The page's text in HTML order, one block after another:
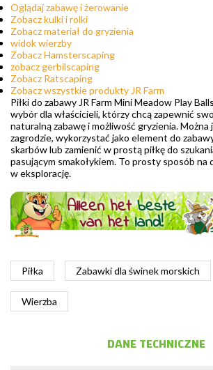
Oglądaj zabawę i żerowanie
Zobacz kulki i rolki
Zobacz materiał do gryzienia
widok wierzby
Zobacz Hamsterscaping
zobacz gerbilscaping
Zobacz Ratscaping
Zobacz wszystkie produkty JR Farm
Piłki do zabawy JR Farm Mini Meadow Play
wybór dla właścicieli, którzy chcą zapewnić
naturalną zabawę i możliwość gryzienia. Można
zagrodzie, wykorzystać jako element do
skarbów lub zamienić w prostą piłkę do
pasującym smakołykiem. To prosty sposób na
w eksplorację.
Piłka Zabawki dla świnek morskich
Wierzba
DANE TECHNICZNE